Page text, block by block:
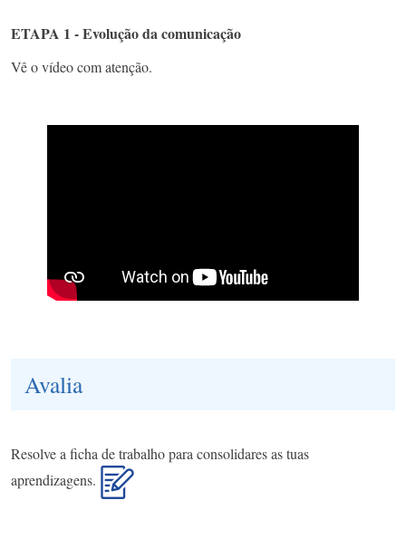
ETAPA 1 - Evolução da comunicação
Vê o vídeo com atenção.
Avalia
Resolve a ficha de trabalho para consolidares as tuas
aprendizagens.